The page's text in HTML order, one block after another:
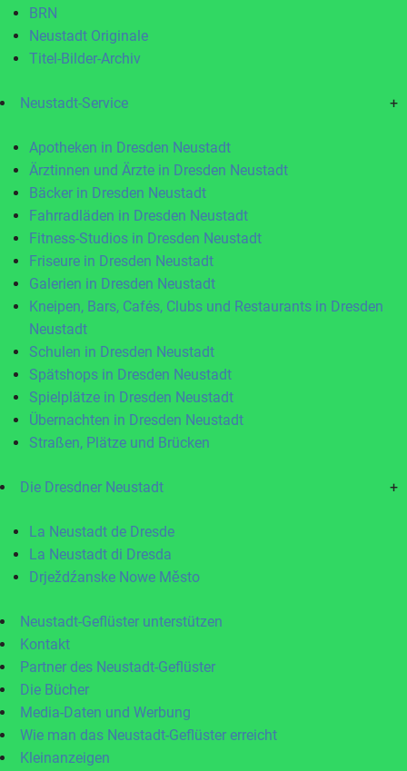
BRN
Neustadt Originale
Titel-Bilder-Archiv
Neustadt-Service +
Apotheken in Dresden Neustadt
Ärztinnen und Ärzte in Dresden Neustadt
Bäcker in Dresden Neustadt
Fahrradläden in Dresden Neustadt
Fitness-Studios in Dresden Neustadt
Friseure in Dresden Neustadt
Galerien in Dresden Neustadt
Kneipen, Bars, Cafés, Clubs und Restaurants in Dresden
Neustadt
Schulen in Dresden Neustadt
Spätshops in Dresden Neustadt
Spielplätze in Dresden Neustadt
Übernachten in Dresden Neustadt
Straßen, Plätze und Brücken
Die Dresdner Neustadt +
La Neustadt de Dresde
La Neustadt di Dresda
Drježdźanske Nowe Město
Neustadt-Geflüster unterstützen
Kontakt
Partner des Neustadt-Geflüster
Die Bücher
Media-Daten und Werbung
Wie man das Neustadt-Geflüster erreicht
Kleinanzeigen